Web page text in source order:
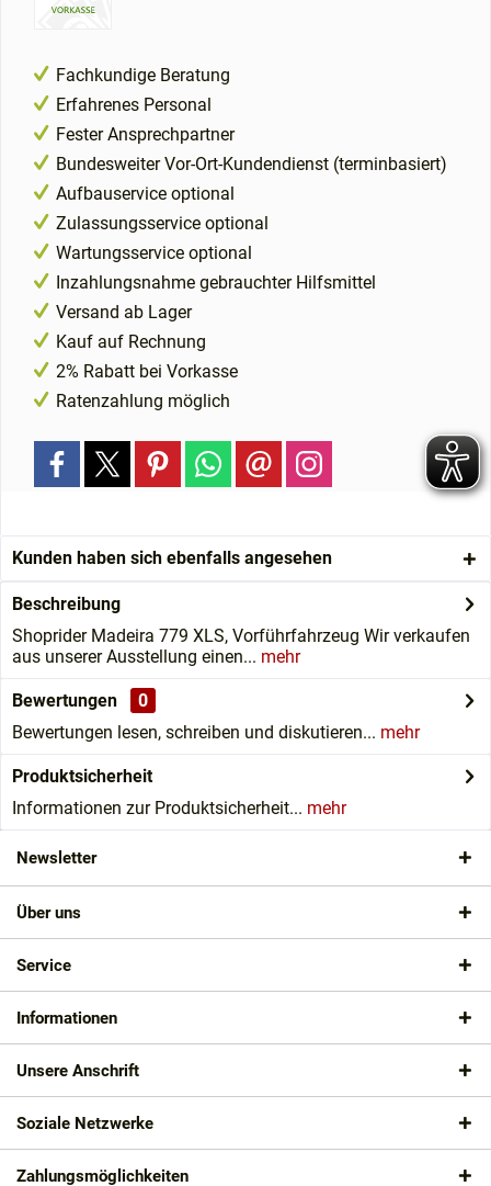
Fachkundige Beratung
Erfahrenes Personal
Fester Ansprechpartner
Bundesweiter Vor-Ort-Kundendienst (terminbasiert)
Aufbauservice optional
Zulassungsservice optional
Wartungsservice optional
Inzahlungsnahme gebrauchter Hilfsmittel
Versand ab Lager
Kauf auf Rechnung
2% Rabatt bei Vorkasse
Ratenzahlung möglich
Kunden haben sich ebenfalls angesehen
Beschreibung
Shoprider Madeira 779 XLS, Vorführfahrzeug Wir verkaufen
aus unserer Ausstellung einen... mehr
Bewertungen
0
Bewertungen lesen, schreiben und diskutieren... mehr
Produktsicherheit
Informationen zur Produktsicherheit... mehr
Newsletter
Über uns
Service
Informationen
Unsere Anschrift
Soziale Netzwerke
Zahlungsmöglichkeiten